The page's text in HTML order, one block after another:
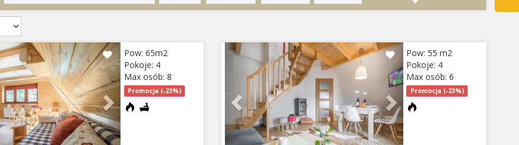
wyświetla się po wybraniu terminu pobytu.
NextPow: 65m2
Pokoje: 4
Max osób: 8
Promocja (-23%)
Previous NextPow: 55 m2
Pokoje: 4
Max osób: 6
Promocja (-23%)